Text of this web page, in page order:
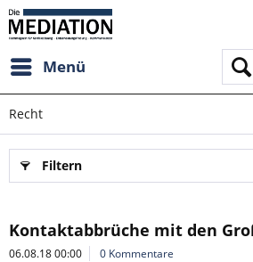
Menü
Recht
Filtern
Kontaktabbrüche mit den
06.08.18 00:00 0 Kommentare